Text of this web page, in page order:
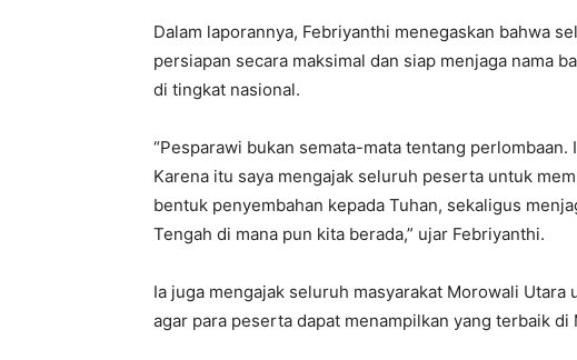
Dalam laporannya, Febriyanthi menegaskan bahwa
persiapan secara maksimal dan siap menjaga nama
di tingkat nasional.
“Pesparawi bukan semata-mata tentang
Karena itu saya mengajak seluruh peserta untuk
bentuk penyembahan kepada Tuhan, sekaligus
Tengah di mana pun kita berada,” ujar Febriyanthi.
Ia juga mengajak seluruh masyarakat Morowali
agar para peserta dapat menampilkan yang terbaik di